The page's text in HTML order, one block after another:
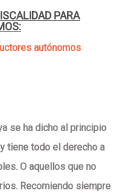
PARA
autónomos
se ha dicho al principio
tiene todo el derecho a
. O aquellos que no
Recomiendo siempre